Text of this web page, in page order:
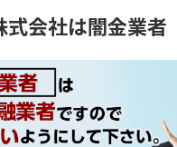
式会社は闇金業者